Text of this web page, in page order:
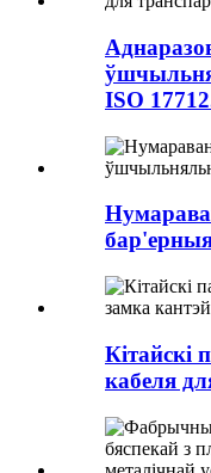
ISO
Кітайскі
кабеля